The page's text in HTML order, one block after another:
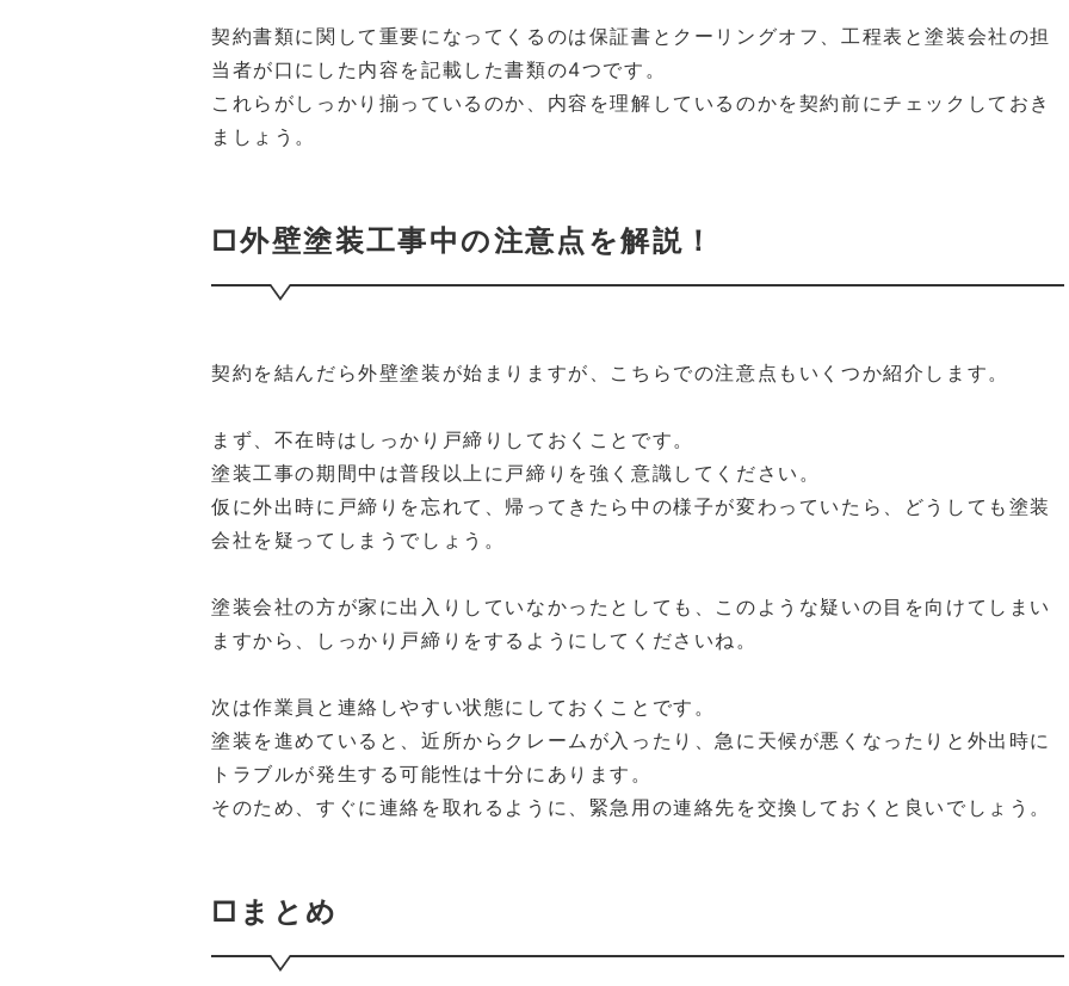
契約書類に関して重要になってくるのは保証書とクーリングオフ、工程表と塗装会社の担
当者が口にした内容を記載した書類の4つです。
これらがしっかり揃っているのか、内容を理解しているのかを契約前にチェックしておき
ましょう。
□外壁塗装工事中の注意点を解説！
契約を結んだら外壁塗装が始まりますが、こちらでの注意点もいくつか紹介します。
まず、不在時はしっかり戸締りしておくことです。
塗装工事の期間中は普段以上に戸締りを強く意識してください。
仮に外出時に戸締りを忘れて、帰ってきたら中の様子が変わっていたら、どうしても塗装
会社を疑ってしまうでしょう。
塗装会社の方が家に出入りしていなかったとしても、このような疑いの目を向けてしまい
ますから、しっかり戸締りをするようにしてくださいね。
次は作業員と連絡しやすい状態にしておくことです。
塗装を進めていると、近所からクレームが入ったり、急に天候が悪くなったりと外出時に
トラブルが発生する可能性は十分にあります。
そのため、すぐに連絡を取れるように、緊急用の連絡先を交換しておくと良いでしょう。
□まとめ